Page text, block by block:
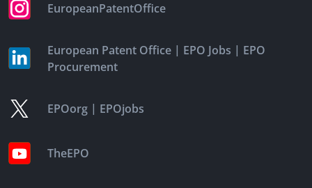
EuropeanPatentOffice
European Patent Office | EPO Jobs | EPO
Procurement
EPOorg | EPOjobs
TheEPO